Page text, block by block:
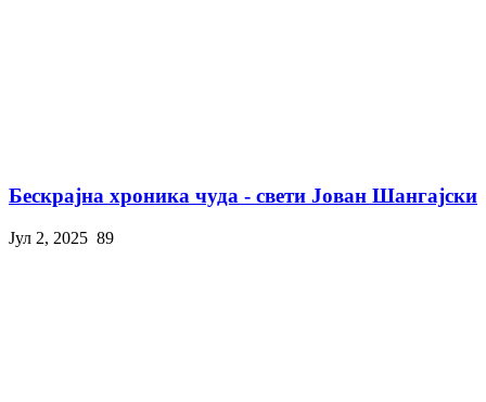
Бескрајна хроника чуда - свети Јован Шангајски
Јул 2, 2025 89